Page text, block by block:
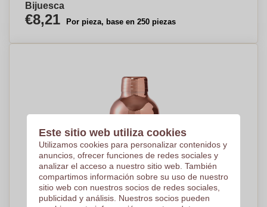
Bijuesca
€8,21 Por pieza, base en 250 piezas
Este sitio web utiliza cookies
Utilizamos cookies para personalizar contenidos y
anuncios, ofrecer funciones de redes sociales y
analizar el acceso a nuestro sitio web. También
compartimos información sobre su uso de nuestro
sitio web con nuestros socios de redes sociales,
publicidad y análisis. Nuestros socios pueden